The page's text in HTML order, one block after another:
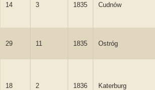
14 3 1835 Cudnów
29 11 1835 Ostróg
18 2 1836 Katerburg